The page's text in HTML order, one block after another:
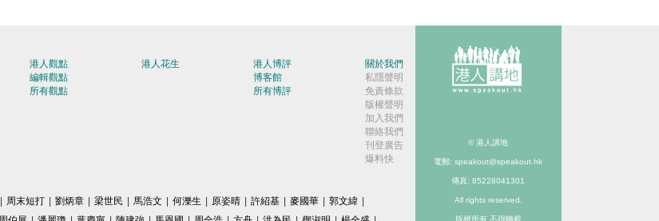
港人觀點
編輯觀點
所有觀點
港人花生
港人博評
博客館
所有博評
關於我們
私隱聲明
免責條款
版權聲明
加入我們
聯絡我們
刊登廣告
爆料快
周末短打 劉炳章 梁世民 馬浩文 何濼生 原姿晴 許紹基 麥國華 郭文緯
© 港人講地
電郵: speakout@speakout.hk
傳真: 85228041301
All rights reserved.